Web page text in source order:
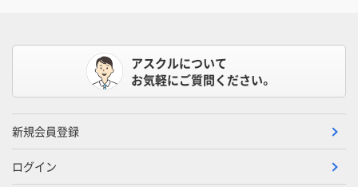
アスクルについて
お気軽にご質問ください。
新規会員登録
ログイン